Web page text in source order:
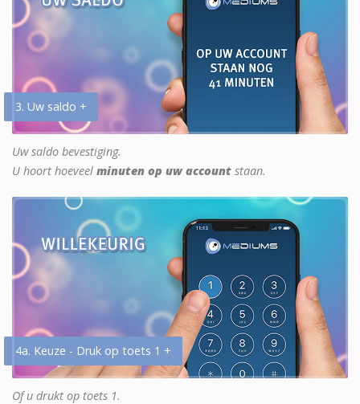
3. Uw saldo +
Uw saldo bevestiging.
U hoort hoeveel minuten op uw account staan.
4a. Keuze - Druk op toets 1 +
Of u drukt op toets 1.